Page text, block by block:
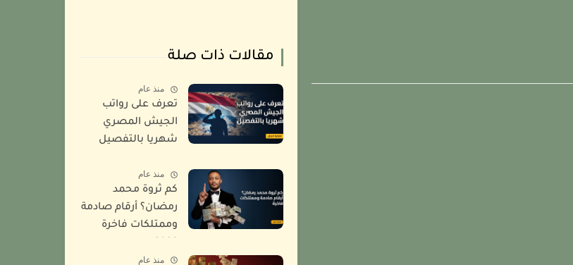
مقالات ذات صلة
منذ عام
تعرف على رواتب
الجيش المصري
شهريا بالتفصيل
منذ عام
كم ثروة محمد
رمضان؟ أرقام صادمة
وممتلكات فاخرة
منذ عام